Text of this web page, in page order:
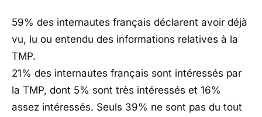
59% des internautes français déclarent avoir déjà
vu, lu ou entendu des informations relatives à la
TMP.
21% des internautes français sont intéressés par
la TMP, dont 5% sont très intéressés et 16%
assez intéressés. Seuls 39% ne sont pas du tout